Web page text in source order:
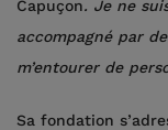
Capuçon. Je ne
accompagné par
m’entourer de
Sa fondation